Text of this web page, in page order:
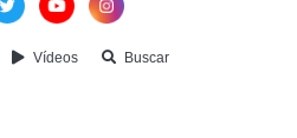
Vídeos Buscar